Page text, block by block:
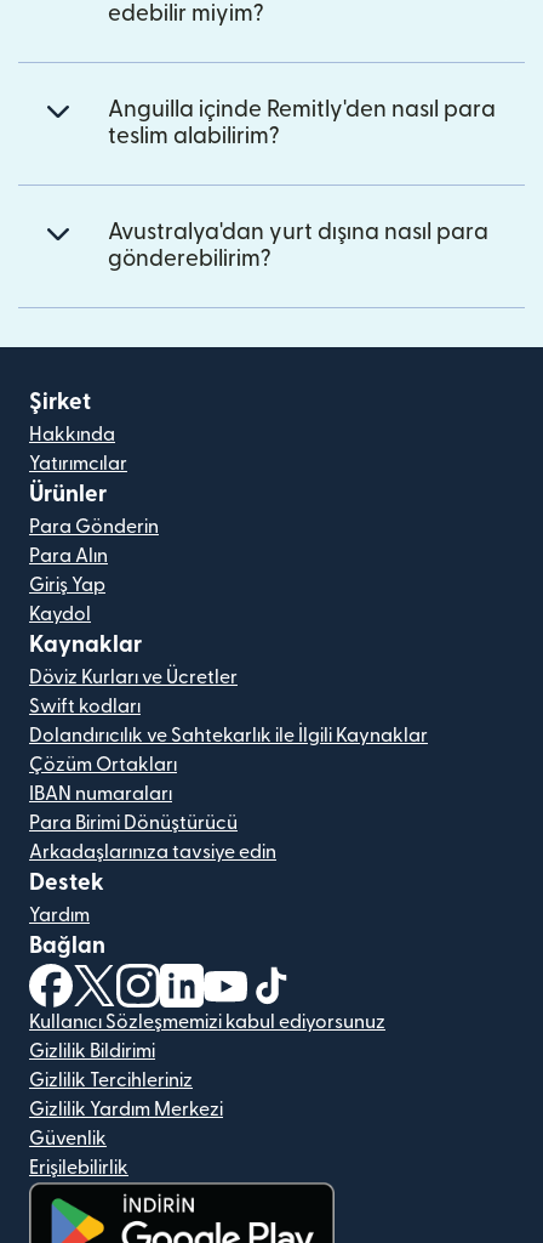
edebilir miyim?
Anguilla içinde Remitly'den nasıl para
teslim alabilirim?
Avustralya'dan yurt dışına nasıl para
gönderebilirim?
Şirket
Hakkında
Yatırımcılar
Ürünler
Para Gönderin
Para Alın
Giriş Yap
Kaydol
Kaynaklar
Döviz Kurları ve Ücretler
Swift kodları
Dolandırıcılık ve Sahtekarlık ile İlgili Kaynaklar
Çözüm Ortakları
IBAN numaraları
Para Birimi Dönüştürücü
Arkadaşlarınıza tavsiye edin
Destek
Yardım
Bağlan
(yeni pencerede açılır)
(yeni pencerede açılır)
(yeni pencerede açılır)
(yeni pencerede açılır)
(yeni pencerede açılır)
Kullanıcı Sözleşmemizi kabul ediyorsunuz
Gizlilik Bildirimi
Gizlilik Tercihleriniz
Gizlilik Yardım Merkezi
Güvenlik
Erişilebilirlik